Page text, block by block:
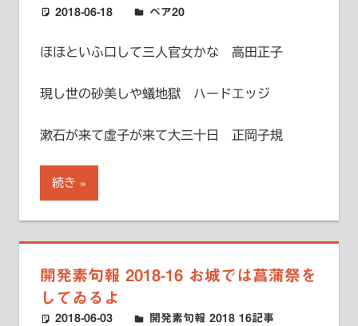
2018-06-18 ハードエッジ
ペア20
ほほといふ口して三人官女かな 高田正子
現し世の砂美しや蟻地獄 ハードエッジ
漱石が来て虚子が来て大三十日 正岡子規
続き
開発素句報 2018-16 お城では菖蒲祭を
してゐるよ
2018-06-03 ハードエッジ
開発素句報 2018 16記事